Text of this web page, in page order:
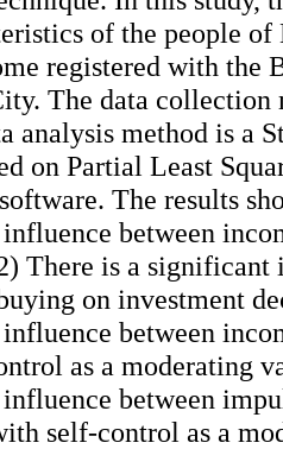
of the people
registered with the
The data collection
analysis method is a
on Partial Least
The results
between
There is a significant
on investment
between
as a moderating
between
self-control as a